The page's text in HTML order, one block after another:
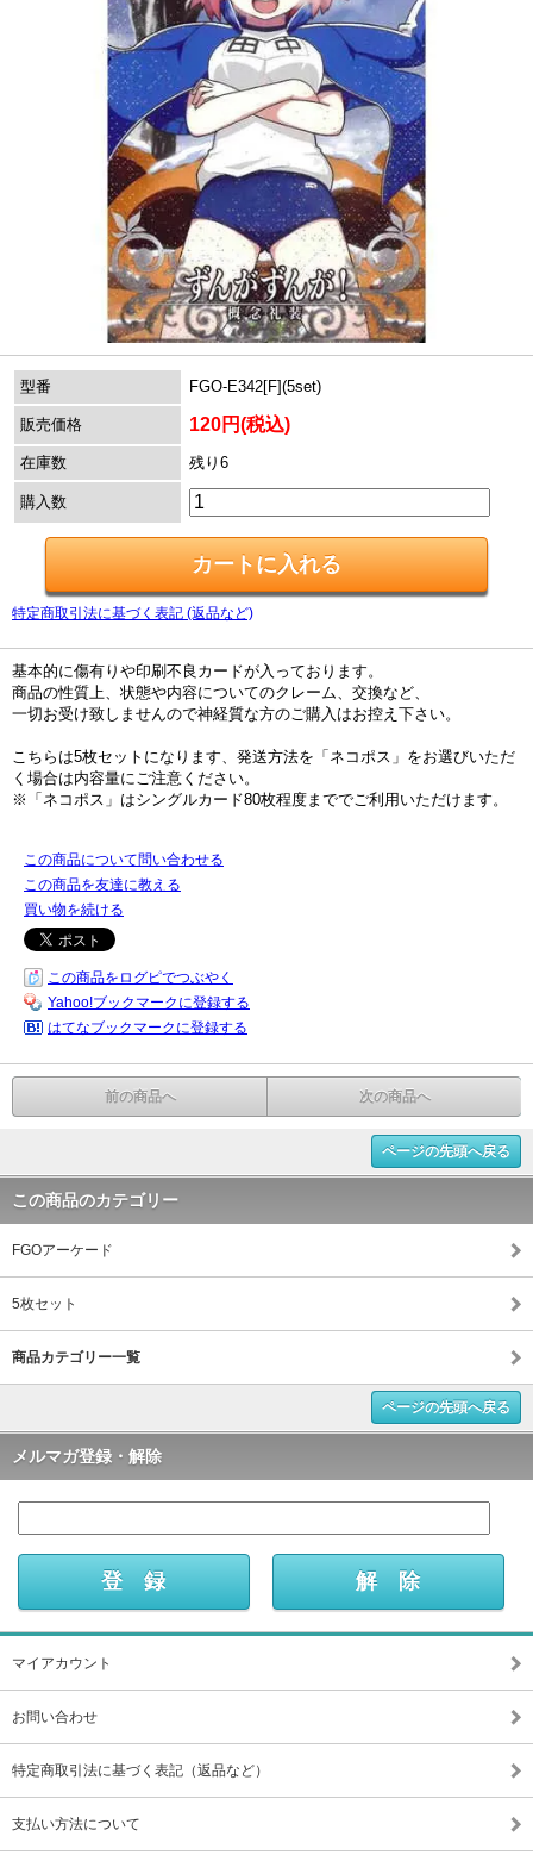
型番 FGO-E342[F](5set)
販売価格 120円(税込)
在庫数 残り6
購入数
特定商取引法に基づく表記 (返品など)
基本的に傷有りや印刷不良カードが入っております。
商品の性質上、状態や内容についてのクレーム、交換など、
一切お受け致しませんので神経質な方のご購入はお控え下さい。
こちらは5枚セットになります、発送方法を「ネコポス」をお選びいただ
く場合は内容量にご注意ください。
※「ネコポス」はシングルカード80枚程度まででご利用いただけます。
この商品について問い合わせる
この商品を友達に教える
買い物を続ける
この商品をログピでつぶやく
Yahoo!ブックマークに登録する
はてなブックマークに登録する
前の商品へ 次の商品へ
ページの先頭へ戻る
この商品のカテゴリー
FGOアーケード
5枚セット
商品カテゴリー一覧
ページの先頭へ戻る
メルマガ登録・解除
マイアカウント
お問い合わせ
特定商取引法に基づく表記（返品など）
支払い方法について